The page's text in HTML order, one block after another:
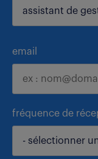
email
fréquence de
- sélectionner